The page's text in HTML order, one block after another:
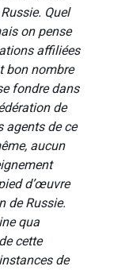
Quel
on pense
affiliées
bon nombre
fondre dans
de
agents de ce
aucun
d’œuvre
de Russie.
qua
cette
de